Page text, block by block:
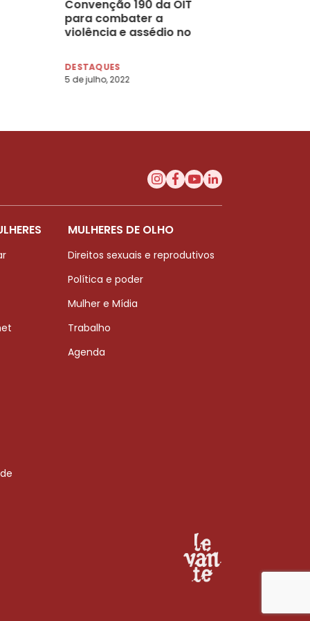
Convenção 190 da OIT
para combater a
violência e assédio no
de Araújo e Melícia Alves
de Carvalho Mesel
DESTAQUES
5 de julho, 2022
MULHERES DE OLHO
Direitos sexuais e reprodutivos
Política e poder
Mulher e Mídia
Trabalho
Agenda